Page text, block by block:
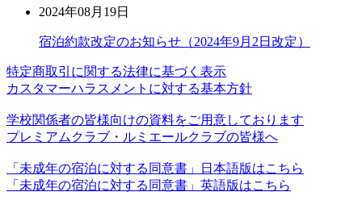
2024年08月19日
宿泊約款改定のお知らせ（2024年9月2日改定）
特定商取引に関する法律に基づく表示
カスタマーハラスメントに対する基本方針
学校関係者の皆様向けの資料をご用意しております
プレミアムクラブ・ルミエールクラブの皆様へ
「未成年の宿泊に対する同意書」日本語版はこちら
「未成年の宿泊に対する同意書」英語版はこちら